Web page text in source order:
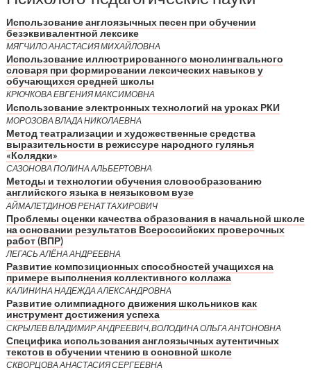
Использование англоязычных песен при обучении
безэквивалентной лексике
МЯГЧИЛО АНАСТАСИЯ МИХАЙЛОВНА
Использование иллюстрированного монолингвального
словаря при формировании лексических навыков у
обучающихся средней школы
КРЮЧКОВА ЕВГЕНИЯ МАКСИМОВНА
Использование электронных технологий на уроках РКИ
МОРОЗОВА ВЛАДА НИКОЛАЕВНА
Метод театрализации и художественные средства
выразительности в режиссуре народного гулянья
«Колядки»
САЗОНОВА ПОЛИНА АЛЬБЕРТОВНА
Методы и технологии обучения словообразованию
английского языка в неязыковом вузе
АЙМАЛЕТДИНОВ РЕНАТ ТАХИРОВИЧ
Проблемы оценки качества образования в начальной школе
на основании результатов Всероссийских проверочных
работ (ВПР)
ЛЕГАСЬ АЛЁНА АНДРЕЕВНА
Развитие композиционных способностей учащихся на
примере выполнения коллективного коллажа
КАЛИНИНА НАДЕЖДА АЛЕКСАНДРОВНА
Развитие олимпиадного движения школьников как
инструмент достижения успеха
СКРЫЛЕВ ВЛАДИМИР АНДРЕЕВИЧ, ВОЛОДИНА ОЛЬГА АНТОНОВНА
Специфика использования англоязычных аутентичных
текстов в обучении чтению в основной школе
СКВОРЦОВА АНАСТАСИЯ СЕРГЕЕВНА